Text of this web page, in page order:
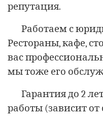
репутация.
Работаем с
Рестораны, кафе,
вас
мы тоже его
Гарантия до 2
работы (зависит